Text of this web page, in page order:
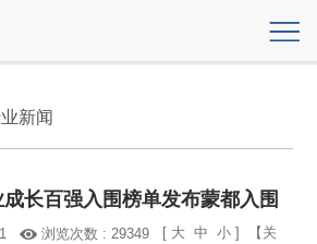
新闻
长百强入围榜单发布蒙都入围
浏览次数 : 29349 [ 大 中 小 ]
【关